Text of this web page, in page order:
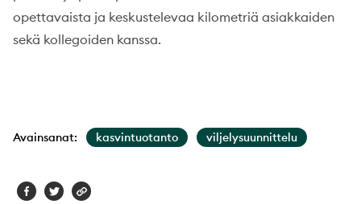
opettavaista ja keskustelevaa kilometriä asiakkaiden
sekä kollegoiden kanssa.
Avainsanat: kasvintuotanto viljelysuunnittelu